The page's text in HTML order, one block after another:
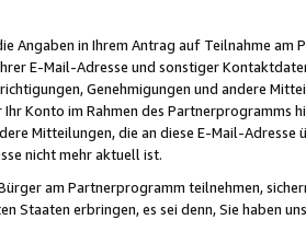
Angaben in Ihrem Antrag auf Teilnahme
E-Mail-Adresse und sonstiger
Genehmigungen und andere
Konto im Rahmen des Partnerprogramms
Mitteilungen, die an diese E-Mail-
nicht mehr aktuell ist.
am Partnerprogramm teilnehmen,
Staaten erbringen, es sei denn, Sie haben